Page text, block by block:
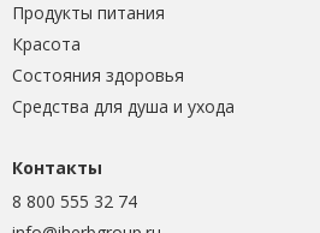
Продукты питания
Красота
Состояния здоровья
Средства для душа и ухода
Контакты
8 800 555 32 74